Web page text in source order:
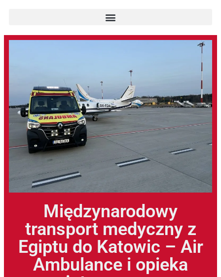
Międzynarodowy
transport medyczny z
Egiptu do Katowic – Air
Ambulance i opieka